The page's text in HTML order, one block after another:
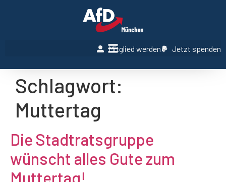
Mitglied werden Jetzt spenden
Schlagwort:
Muttertag
Die Stadtratsgruppe
wünscht alles Gute zum
Muttertag!